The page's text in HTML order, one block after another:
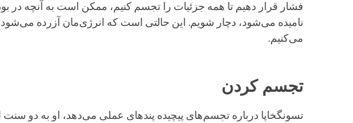
فشار قرار دهیم تا همه جزئیات را تجسم کنیم، ممکن است به آنچه در
نامیده می‌شود، دچار شویم. این حالتی است که انرژی‌مان آزرده
می‌کنیم.
تجسم کردن
تسونگخاپا درباره تجسم‌های پیچیده پندهای عملی می‌دهد، او به دو سنت